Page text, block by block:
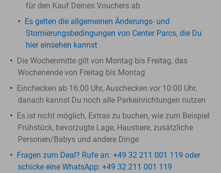
für den Kauf Deines Vouchers ab
Es gelten die allgemeinen Änderungs- und
Stornierungsbedingungen von Center Parcs, die Du
hier einsehen kannst
Die Wochenmitte gilt von Montag bis Freitag, das
Wochenende von Freitag bis Montag
Einchecken ab 16:00 Uhr, Auschecken vor 10:00 Uhr,
danach kannst Du noch alle Parkeinrichtungen nutzen
Es ist nicht möglich, Extras zu buchen, wie zum Beispiel
Frühstück, bevorzugte Lage, Haustiere, zusätzliche
Personen/Babys und andere Dinge
Fragen zum Deal? Rufe an: +49 32 211 001 119 oder
schicke eine WhatsApp: +49 32 211 001 119